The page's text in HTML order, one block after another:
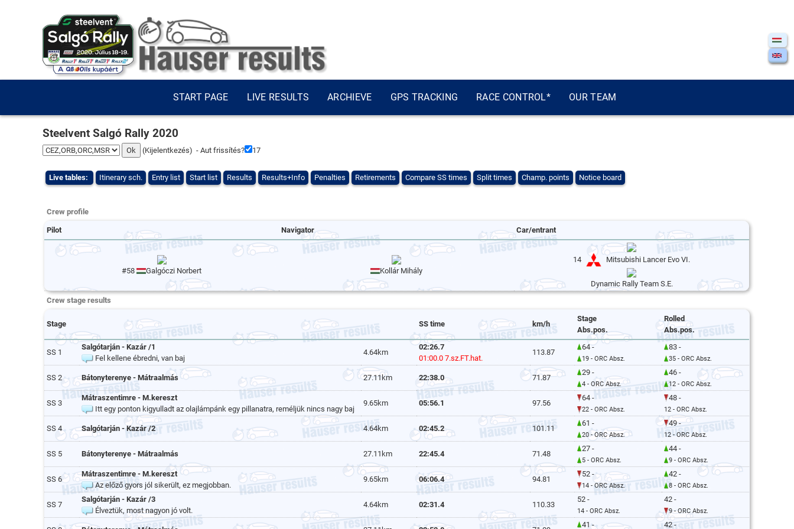
START PAGE LIVE RESULTS ARCHIEVE GPS TRACKING RACE CONTROL* OUR TEAM
Steelvent Salgó Rally 2020
(Kijelentkezés) - Aut frissítés? 16
Live tables: Itinerary sch. Entry list Start list Results Results+Info Penalties Retirements Compare SS times Split times Champ. points Notice board
Crew profile
Pilot Navigator Car/entrant
#58 Galgóczi Norbert Kollár Mihály
14 Mitsubishi Lancer Evo VI.
Dynamic Rally Team S.E.
Crew stage results
Stage SS time km/h
Stage
Abs.pos.
Rolled
Abs.pos.
SS 1
Salgótarján - Kazár /1
Fel kellene ébredni, van baj
4.64km
02:26.7
01:00.0 7.sz.FT.hat.
113.87
64 -
19 - ORC Absz.
83 -
35 - ORC Absz.
SS 2 Bátonyterenye - Mátraalmás 27.11km 22:38.0 71.87
29 -
4 - ORC Absz.
46 -
12 - ORC Absz.
SS 3
Mátraszentimre - M.kereszt
Itt egy ponton kigyulladt az olajlámpánk egy pillanatra, reméljük nincs nagy baj
9.65km 05:56.1 97.56
64 -
22 - ORC Absz.
48 -
12 - ORC Absz.
SS 4 Salgótarján - Kazár /2 4.64km 02:45.2 101.11
61 -
20 - ORC Absz.
49 -
12 - ORC Absz.
SS 5 Bátonyterenye - Mátraalmás 27.11km 22:45.4 71.48
27 -
5 - ORC Absz.
44 -
9 - ORC Absz.
SS 6
Mátraszentimre - M.kereszt
Az előző gyors jól sikerült, ez megjobban.
9.65km 06:06.4 94.81
52 -
14 - ORC Absz.
42 -
8 - ORC Absz.
SS 7
Salgótarján - Kazár /3
Élveztük, most nagyon jó volt.
4.64km 02:31.4 110.33
52 -
14 - ORC Absz.
42 -
9 - ORC Absz.
41 - 42 -